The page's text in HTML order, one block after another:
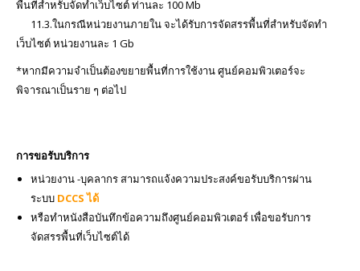
พื้นที่สำหรับจัดทำเว็บไซต์ ท่านละ 100 Mb
11.3.ในกรณีหน่วยงานภายใน จะได้รับการจัดสรรพื้นที่สำหรับจัดทำ
เว็บไซต์ หน่วยงานละ 1 Gb
*หากมีความจำเป็นต้องขยายพื้นที่การใช้งาน ศูนย์คอมพิวเตอร์จะ
พิจารณาเป็นราย ๆ ต่อไป
การขอรับบริการ
หน่วยงาน -บุคลากร สามารถแจ้งความประสงค์ขอรับบริการผ่าน
ระบบ DCCS ได้
หรือทำหนังสือบันทึกข้อความถึงศูนย์คอมพิวเตอร์ เพื่อขอรับการ
จัดสรรพื้นที่เว็บไซต์ได้